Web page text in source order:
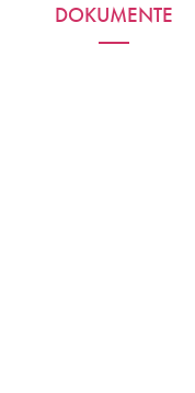
DOKUMENTE